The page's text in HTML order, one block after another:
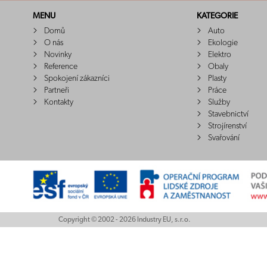
MENU
Domů
O nás
Novinky
Reference
Spokojení zákazníci
Partneři
Kontakty
KATEGORIE
Auto
Ekologie
Elektro
Obaly
Plasty
Práce
Služby
Stavebnictví
Strojírenství
Svařování
Copyright © 2002 - 2026 Industry EU, s.r.o.